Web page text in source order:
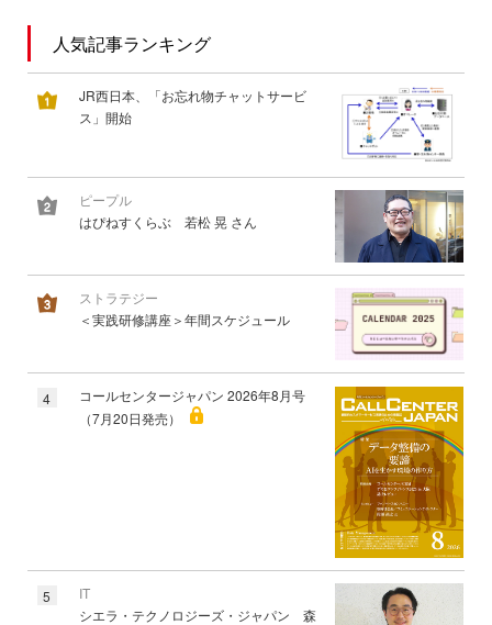
人気記事ランキング
JR西日本、「お忘れ物チャットサービ
ス」開始
ピープル
はぴねすくらぶ 若松 晃 さん
ストラテジー
＜実践研修講座＞年間スケジュール
4
コールセンタージャパン 2026年8月号
（7月20日発売）
5
IT
シエラ・テクノロジーズ・ジャパン 森